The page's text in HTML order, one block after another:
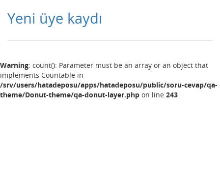
Yeni üye kaydı
Warning: count(): Parameter must be an array or an object that
implements Countable in
/srv/users/hatadeposu/apps/hatadeposu/public/soru-cevap/qa-
theme/Donut-theme/qa-donut-layer.php on line 243